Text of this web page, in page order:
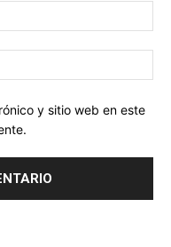
y sitio web en este